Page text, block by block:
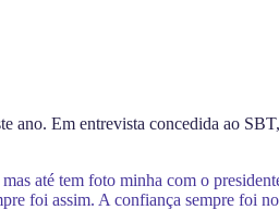
Em entrevista concedida ao
até tem foto minha com o
foi assim. A confiança sempre foi